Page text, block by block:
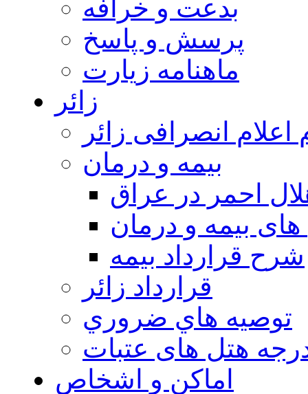
بدعت و خرافه
پرسش و پاسخ
ماهنامه زیارت
زائر
اعلام انصرافی زائر
بيمه و درمان
احمر در عراق
بیمه و درمان
شرح قرارداد بیمه
قرارداد زائر
توصيه هاي ضروري
هتل های عتبات
اماکن و اشخاص